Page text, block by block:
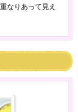
なりあって見え